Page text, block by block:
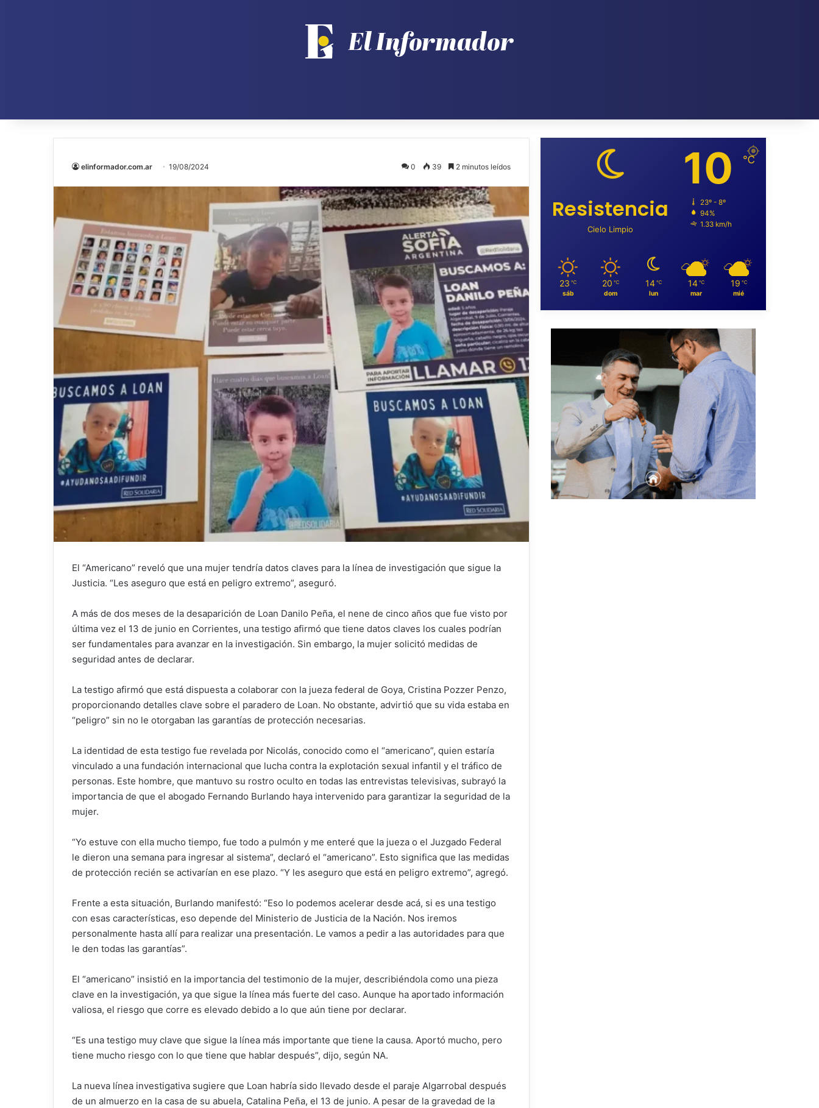
elinformador.com.ar 19/08/2024 0 39 2 minutos leídos
El “Americano” reveló que una mujer tendría datos claves para la línea de investigación que sigue la
Justicia. “Les aseguro que está en peligro extremo”, aseguró.
A más de dos meses de la desaparición de Loan Danilo Peña, el nene de cinco años que fue visto por
última vez el 13 de junio en Corrientes, una testigo afirmó que tiene datos claves los cuales podrían
ser fundamentales para avanzar en la investigación. Sin embargo, la mujer solicitó medidas de
seguridad antes de declarar.
La testigo afirmó que está dispuesta a colaborar con la jueza federal de Goya, Cristina Pozzer Penzo,
proporcionando detalles clave sobre el paradero de Loan. No obstante, advirtió que su vida estaba en
“peligro” sin no le otorgaban las garantías de protección necesarias.
La identidad de esta testigo fue revelada por Nicolás, conocido como el “americano”, quien estaría
vinculado a una fundación internacional que lucha contra la explotación sexual infantil y el tráfico de
personas. Este hombre, que mantuvo su rostro oculto en todas las entrevistas televisivas, subrayó la
importancia de que el abogado Fernando Burlando haya intervenido para garantizar la seguridad de la
mujer.
“Yo estuve con ella mucho tiempo, fue todo a pulmón y me enteré que la jueza o el Juzgado Federal
le dieron una semana para ingresar al sistema”, declaró el “americano”. Esto significa que las medidas
de protección recién se activarían en ese plazo. “Y les aseguro que está en peligro extremo”, agregó.
Frente a esta situación, Burlando manifestó: “Eso lo podemos acelerar desde acá, si es una testigo
con esas características, eso depende del Ministerio de Justicia de la Nación. Nos iremos
personalmente hasta allí para realizar una presentación. Le vamos a pedir a las autoridades para que
le den todas las garantías”.
El “americano” insistió en la importancia del testimonio de la mujer, describiéndola como una pieza
clave en la investigación, ya que sigue la línea más fuerte del caso. Aunque ha aportado información
valiosa, el riesgo que corre es elevado debido a lo que aún tiene por declarar.
“Es una testigo muy clave que sigue la línea más importante que tiene la causa. Aportó mucho, pero
tiene mucho riesgo con lo que tiene que hablar después”, dijo, según NA.
La nueva línea investigativa sugiere que Loan habría sido llevado desde el paraje Algarrobal después
de un almuerzo en la casa de su abuela, Catalina Peña, el 13 de junio. A pesar de la gravedad de la
Resistencia
Cielo Limpio
10 ℃
23º - 8º
94%
1.33 km/h
23 ℃
sáb
20 ℃
dom
14 ℃
lun
14 ℃
mar
19 ℃
mié